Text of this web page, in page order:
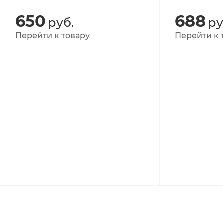
650 руб.
Перейти к товару
688
Перейти к